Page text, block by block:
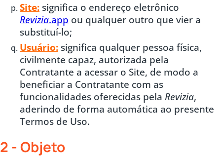
Site: significa o endereço eletrônico
Revizia.app ou qualquer outro que vier a
substituí-lo;
Usuário: significa qualquer pessoa física,
civilmente capaz, autorizada pela
Contratante a acessar o Site, de modo a
beneficiar a Contratante com as
funcionalidades oferecidas pela Revizia,
aderindo de forma automática ao presente
Termos de Uso.
2 - Objeto